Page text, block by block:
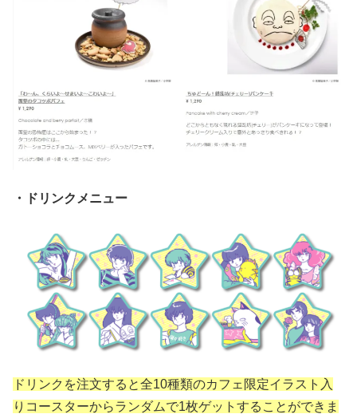
・ドリンクメニュー
ドリンクを注文すると全10種類のカフェ限定イラスト入
りコースターからランダムで1枚ゲットすることができま